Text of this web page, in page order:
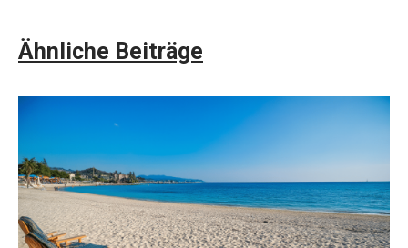
Ähnliche Beiträge